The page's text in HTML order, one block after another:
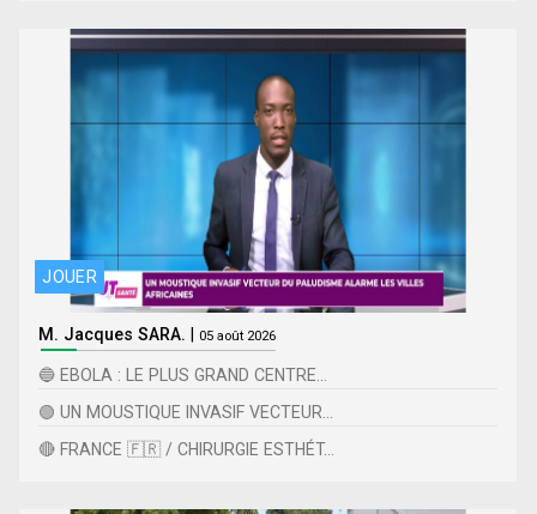
JOUER
M. Jacques SARA. | 05 août 2026
🔵 EBOLA : LE PLUS GRAND CENTRE...
🟢 UN MOUSTIQUE INVASIF VECTEUR...
🔴 FRANCE 🇫🇷 / CHIRURGIE ESTHÉT...